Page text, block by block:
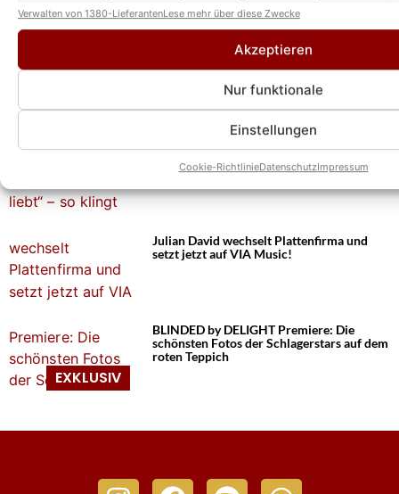
Entscheidungen zum Datenschutz speichern und übermitteln.
Verwalten von 1380-LieferantenLese mehr über diese Zwecke
Akzeptieren
Nur funktionale
Einstellungen
Cookie-RichtlinieDatenschutzImpressum
Das könnte Euch auch interessieren:
Julian David spricht erstmals offen über
sein Aus bei BLINDED BY DELIGHT:
„Manchmal fällt der Vorhang früher, als
Julian David: Neuer Song „Anders als man
liebt“ – so klingt er!
Julian David wechselt Plattenfirma und
setzt jetzt auf VIA Music!
BLINDED by DELIGHT Premiere: Die
schönsten Fotos der Schlagerstars auf dem
roten Teppich